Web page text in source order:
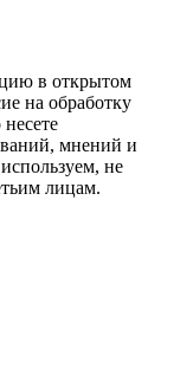
в открытом
на обработку
мнений и
не
лицам.